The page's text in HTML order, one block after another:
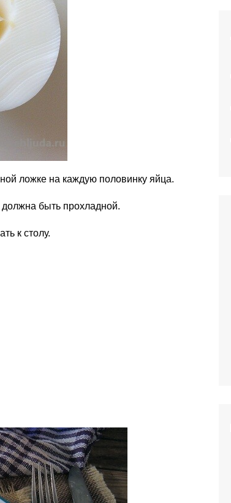
ложке на каждую половинку яйца.
должна быть прохладной.
к столу.